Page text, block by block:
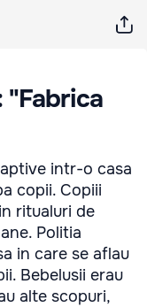
"Fabrica
intr-o casa
copii. Copiii
ritualuri de
Politia
in care se aflau
Bebelusii erau
alte scopuri,